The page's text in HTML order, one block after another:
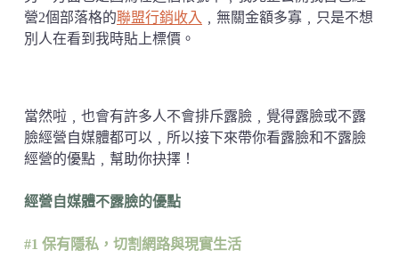
營2個部落格的聯盟行銷收入
﹐無關金額多寡﹐只是不想
別人在看到我時貼上標價。
當然啦﹐也會有許多人不會排斥露臉﹐覺得露臉或不露
臉經營自媒體都可以﹐所以接下來帶你看露臉和不露臉
經營的優點﹐幫助你抉擇！
經營自媒體不露臉的優點
#1 保有隱私，切割網路與現實生活